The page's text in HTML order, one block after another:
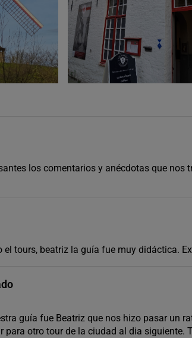
los comentarios y anécdotas que
tours, beatriz la guía fue muy didáctica.
guía fue Beatriz que nos hizo pasar un
para otro tour de la ciudad al dia siguiente.